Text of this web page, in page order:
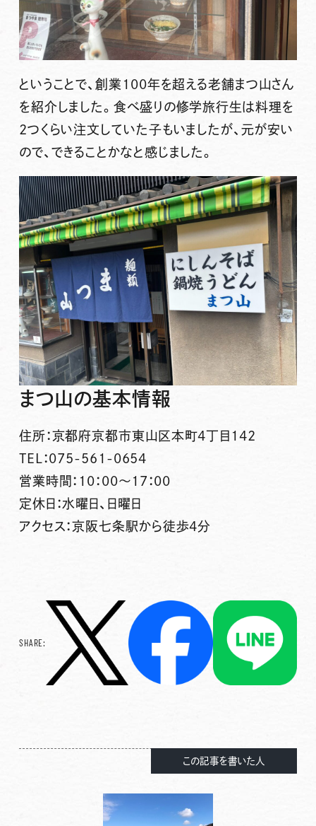
ということで、創業100年を超える老舗まつ山さん
を紹介しました。食べ盛りの修学旅行生は料理を
2つくらい注文していた子もいましたが、元が安い
ので、できることかなと感じました。
まつ山の基本情報
住所：京都府京都市東山区本町4丁目142
TEL：075-561-0654
営業時間：10：00～17：00
定休日：水曜日、日曜日
アクセス：京阪七条駅から徒歩4分
SHARE:
この記事を書いた人